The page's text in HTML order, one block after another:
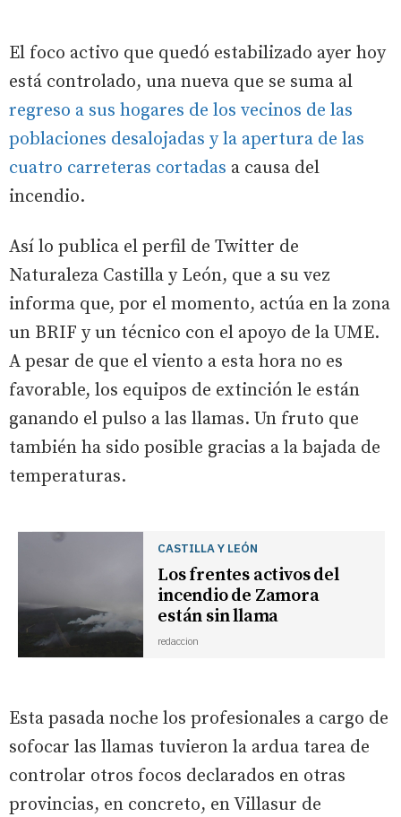
El foco activo que quedó estabilizado ayer hoy
está controlado, una nueva que se suma al
regreso a sus hogares de los vecinos de las
poblaciones desalojadas y la apertura de las
cuatro carreteras cortadas a causa del
incendio.
Así lo publica el perfil de Twitter de
Naturaleza Castilla y León, que a su vez
informa que, por el momento, actúa en la zona
un BRIF y un técnico con el apoyo de la UME.
A pesar de que el viento a esta hora no es
favorable, los equipos de extinción le están
ganando el pulso a las llamas. Un fruto que
también ha sido posible gracias a la bajada de
temperaturas.
CASTILLA Y LEÓN
Los frentes activos del
incendio de Zamora
están sin llama
redaccion
Esta pasada noche los profesionales a cargo de
sofocar las llamas tuvieron la ardua tarea de
controlar otros focos declarados en otras
provincias, en concreto, en Villasur de